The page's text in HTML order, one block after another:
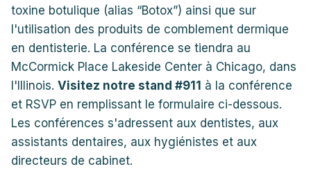
toxine botulique (alias “Botox”) ainsi que sur
l'utilisation des produits de comblement dermique
en dentisterie. La conférence se tiendra au
McCormick Place Lakeside Center à Chicago, dans
l'Illinois. Visitez notre stand #911 à la conférence
et RSVP en remplissant le formulaire ci-dessous.
Les conférences s'adressent aux dentistes, aux
assistants dentaires, aux hygiénistes et aux
directeurs de cabinet.